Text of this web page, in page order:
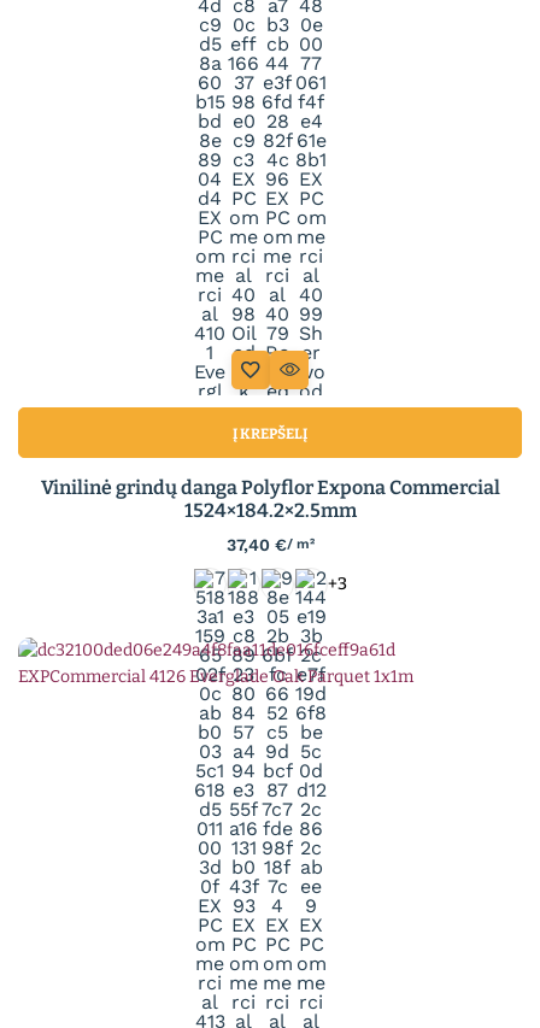
Į KREPŠELĮ
Vinilinė grindų danga Polyflor Expona Commercial
1524×184.2×2.5mm
37,40 €/ m²
+3